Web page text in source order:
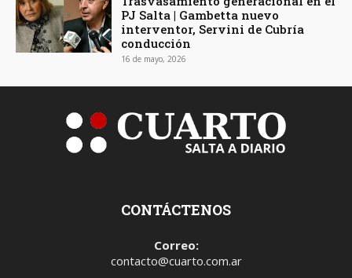
PJ Salta | Gambetta nuevo
interventor, Servini de Cubría
conducción
16 de mayo, 2026
CONTÁCTENOS
Correo:
contacto@cuarto.com.ar